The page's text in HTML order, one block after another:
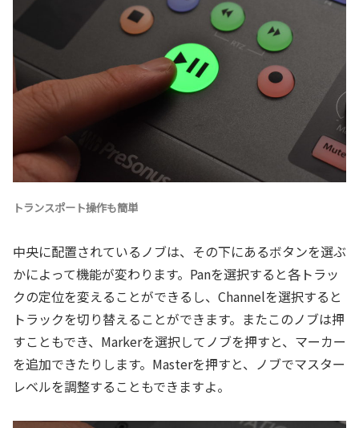
トランスポート操作も簡単
中央に配置されているノブは、その下にあるボタンを選ぶ
かによって機能が変わります。Panを選択すると各トラッ
クの定位を変えることができるし、Channelを選択すると
トラックを切り替えることができます。またこのノブは押
すこともでき、Markerを選択してノブを押すと、マーカー
を追加できたりします。Masterを押すと、ノブでマスター
レベルを調整することもできますよ。